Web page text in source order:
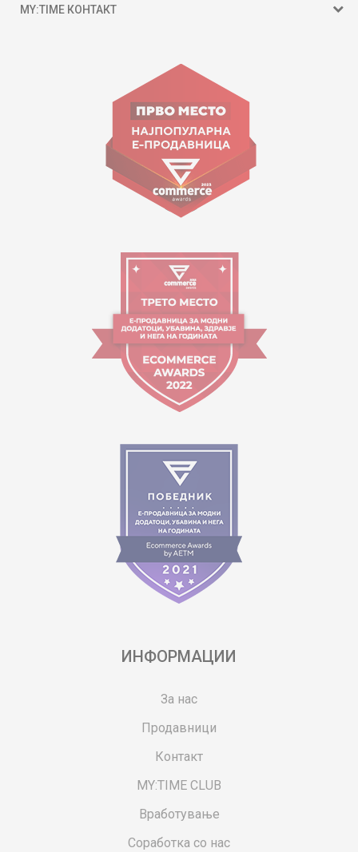
MY:TIME КОНТАКТ
ул. Гоце Николовски бр.74 Скопје
contact@mytime.mk
Работно време:
09:00 до 17:00
ИНФОРМАЦИИ
За нас
Продавници
Контакт
MY:TIME CLUB
Вработување
Соработка со нас